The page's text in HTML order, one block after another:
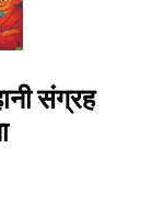
संग्रह